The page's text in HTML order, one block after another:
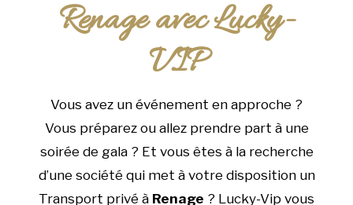
Renage avec Lucky-
VIP
Vous avez un événement en approche ?
Vous préparez ou allez prendre part à une
soirée de gala ? Et vous êtes à la recherche
d’une société qui met à votre disposition un
Transport privé à Renage ? Lucky-Vip vous